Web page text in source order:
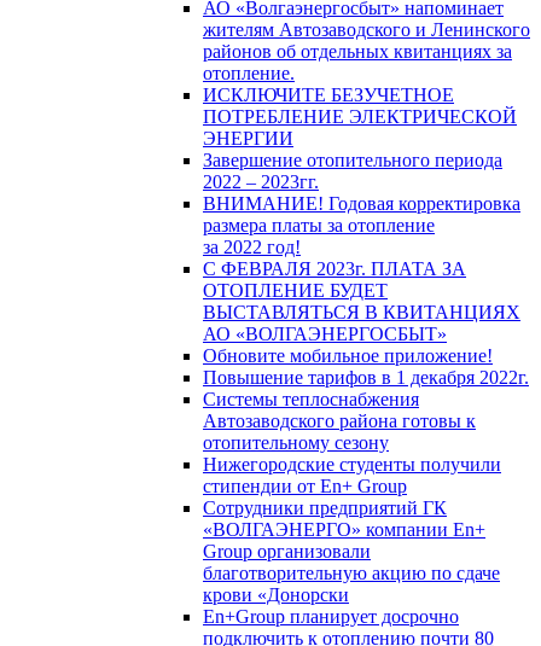
АО «Волгаэнергосбыт» напоминает
жителям Автозаводского и Ленинского
районов об отдельных квитанциях за
отопление.
ИСКЛЮЧИТЕ БЕЗУЧЕТНОЕ
ПОТРЕБЛЕНИЕ ЭЛЕКТРИЧЕСКОЙ
ЭНЕРГИИ
Завершение отопительного периода
2022 – 2023гг.
ВНИМАНИЕ! Годовая корректировка
размера платы за отопление
за 2022 год!
С ФЕВРАЛЯ 2023г. ПЛАТА ЗА
ОТОПЛЕНИЕ БУДЕТ
ВЫСТАВЛЯТЬСЯ В КВИТАНЦИЯХ
АО «ВОЛГАЭНЕРГОСБЫТ»
Обновите мобильное приложение!
Повышение тарифов в 1 декабря 2022г.
Системы теплоснабжения
Автозаводского района готовы к
отопительному сезону
Нижегородские студенты получили
стипендии от En+ Group
Сотрудники предприятий ГК
«ВОЛГАЭНЕРГО» компании En+
Group организовали
благотворительную акцию по сдаче
крови «Донорски
En+Group планирует досрочно
подключить к отоплению почти 80